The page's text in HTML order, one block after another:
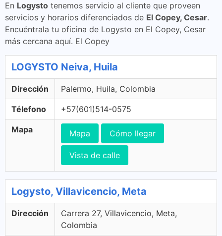
En Logysto tenemos servicio al cliente que proveen
servicios y horarios diferenciados de El Copey, Cesar.
Encuéntrala tu oficina de Logysto en El Copey, Cesar
más cercana aquí. El Copey
LOGYSTO Neiva, Huila
Dirección Palermo, Huila, Colombia
Télefono +57(601)514-0575
Mapa Mapa Cómo llegar
Vista de calle
Logysto, Villavicencio, Meta
Dirección
Carrera 27, Villavicencio, Meta,
Colombia